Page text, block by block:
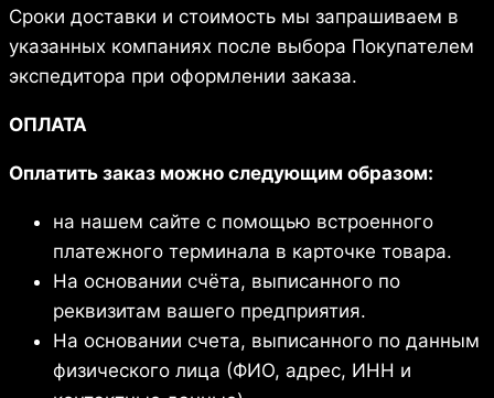
Сроки доставки и стоимость мы запрашиваем в
указанных компаниях после выбора Покупателем
экспедитора при оформлении заказа.
ОПЛАТА
Оплатить заказ можно следующим образом:
на нашем сайте с помощью встроенного
платежного терминала в карточке товара.
На основании счёта, выписанного по
реквизитам вашего предприятия.
На основании счета, выписанного по данным
физического лица (ФИО, адрес, ИНН и